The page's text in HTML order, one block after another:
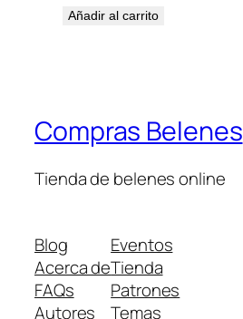
Añadir al carrito
Compras Belenes
Tienda de belenes online
Blog
Acerca de
FAQs
Autores
Eventos
Tienda
Patrones
Temas